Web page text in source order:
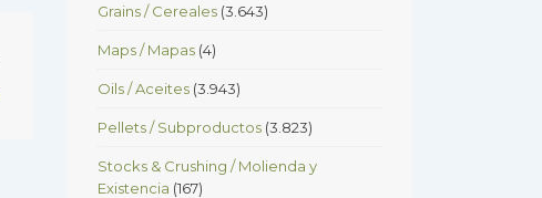
Grains / Cereales (3.643)
Maps / Mapas (4)
Oils / Aceites (3.943)
Pellets / Subproductos (3.823)
Stocks & Crushing / Molienda y
Existencia (167)